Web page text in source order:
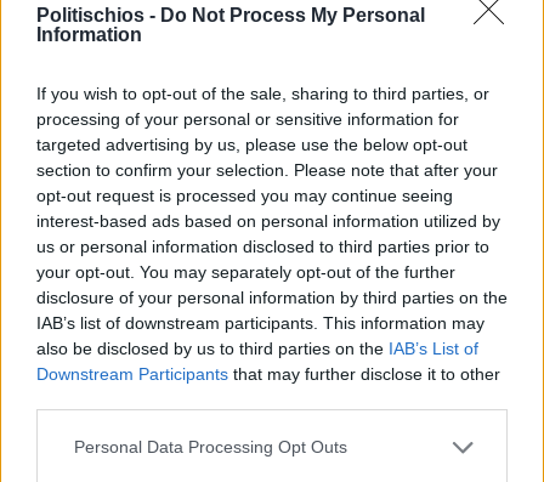
Politischios - Do Not Process My Personal
Information
If you wish to opt-out of the sale, sharing to third parties, or
processing of your personal or sensitive information for
targeted advertising by us, please use the below opt-out
section to confirm your selection. Please note that after your
opt-out request is processed you may continue seeing
interest-based ads based on personal information utilized by
us or personal information disclosed to third parties prior to
your opt-out. You may separately opt-out of the further
disclosure of your personal information by third parties on the
IAB’s list of downstream participants. This information may
also be disclosed by us to third parties on the IAB’s List of
Downstream Participants that may further disclose it to other
Personal Data Processing Opt Outs
Πριν 4 ημέρες
Παραμονή Δεκαπενταύγουστου με μεγάλο
πανηγύρι στη Σιδηρούντα